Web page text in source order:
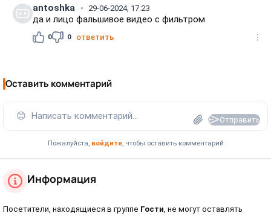
antoshka 29-06-2024, 17:23
да и лицо фальшивое видео с фильтром.
0 0 ответить
Оставить комментарий
😊 Написать комментарий... Отправить
Пожалуйста, войдите, чтобы оставить комментарий
Информация
Посетители, находящиеся в группе Гости , не могут оставлять